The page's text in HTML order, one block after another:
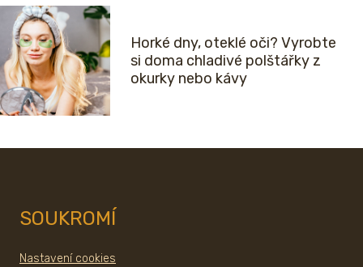
Horké dny, oteklé oči? Vyrobte
si doma chladivé polštářky z
okurky nebo kávy
SOUKROMÍ
Nastavení cookies